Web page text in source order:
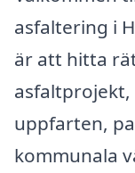
asfaltering i
är att hitta
uppfarten,
kommunala